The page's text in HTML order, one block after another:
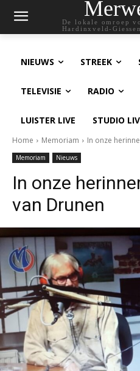
De lokale omroep
Hardinxveld-
NIEUWS STREEK
TELEVISIE RADIO
LUISTER LIVE STUDIO
Home Memoriam In onze
Memoriam Nieuws
In onze
van Drunen